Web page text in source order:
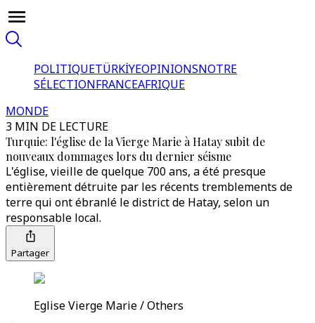
POLITIQUETÜRKİYEOPINIONSNOTRE
SÉLECTIONFRANCEAFRIQUE
MONDE
3 MIN DE LECTURE
Turquie: l'église de la Vierge Marie à Hatay subit de
nouveaux dommages lors du dernier séisme
L'église, vieille de quelque 700 ans, a été presque
entièrement détruite par les récents tremblements de
terre qui ont ébranlé le district de Hatay, selon un
responsable local.
Partager
Eglise Vierge Marie / Others